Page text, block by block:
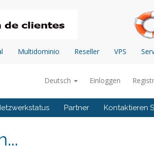
Multidominio Reseller VPS
Deutsch Einloggen
Partner Kontaktieren